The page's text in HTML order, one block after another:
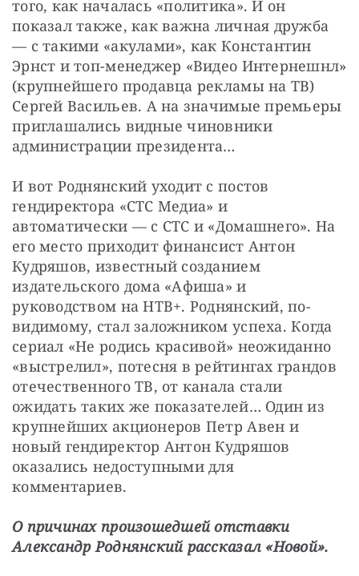
того, как началась «политика». И он
показал также, как важна личная дружба
— с такими «акулами», как Константин
Эрнст и топ-менеджер «Видео Интернешнл»
(крупнейшего продавца рекламы на ТВ)
Сергей Васильев. А на значимые премьеры
приглашались видные чиновники
администрации президента…
И вот Роднянский уходит с постов
гендиректора «СТС Медиа» и
автоматически — с СТС и «Домашнего». На
его место приходит финансист Антон
Кудряшов, известный созданием
издательского дома «Афиша» и
руководством на НТВ+. Роднянский, по-
видимому, стал заложником успеха. Когда
сериал «Не родись красивой» неожиданно
«выстрелил», потесня в рейтингах грандов
отечественного ТВ, от канала стали
ожидать таких же показателей… Один из
крупнейших акционеров Петр Авен и
новый гендиректор Антон Кудряшов
оказались недоступными для
комментариев.
О причинах произошедшей отставки
Александр Роднянский рассказал «Новой».